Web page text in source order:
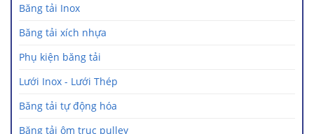
Băng tải Inox
Băng tải xích nhựa
Phụ kiện băng tải
Lưới Inox - Lưới Thép
Băng tải tự động hóa
Băng tải ôm trục pulley